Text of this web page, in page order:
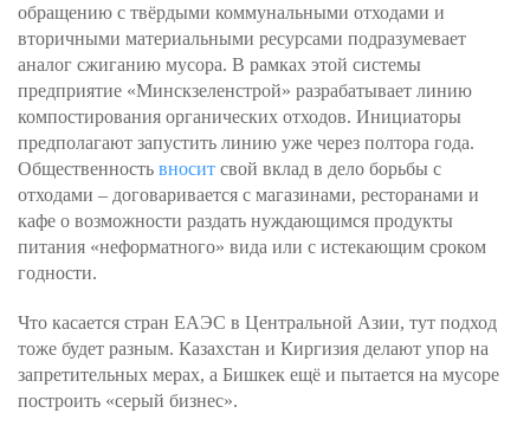
обращению с твёрдыми коммунальными отходами и
вторичными материальными ресурсами подразумевает
аналог сжиганию мусора. В рамках этой системы
предприятие «Минскзеленстрой» разрабатывает линию
компостирования органических отходов. Инициаторы
предполагают запустить линию уже через полтора года.
Общественность вносит свой вклад в дело борьбы с
отходами – договаривается с магазинами, ресторанами и
кафе о возможности раздать нуждающимся продукты
питания «неформатного» вида или с истекающим сроком
годности.
Что касается стран ЕАЭС в Центральной Азии, тут подход
тоже будет разным. Казахстан и Киргизия делают упор на
запретительных мерах, а Бишкек ещё и пытается на мусоре
построить «серый бизнес».